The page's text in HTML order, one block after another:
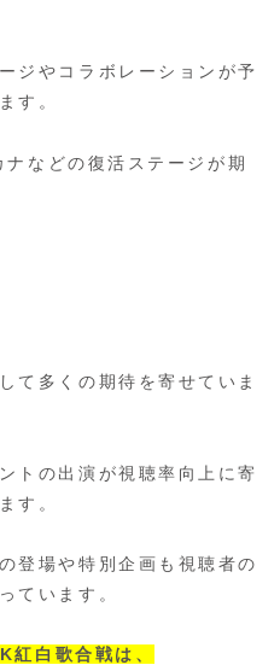
ジやコラボレーションが予
す。
などの復活ステージが期
て多くの期待を寄せていま
トの出演が視聴率向上に寄
す。
登場や特別企画も視聴者の
ています。
白歌合戦は、